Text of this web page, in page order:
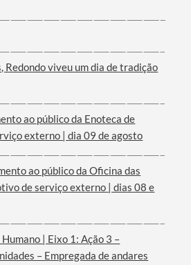
Redondo viveu um dia de tradição
ao público da Enoteca de
externo | dia 09 de agosto
ao público da Oficina das
de serviço externo | dias 08 e
| Eixo 1: Ação 3 –
– Empregada de andares